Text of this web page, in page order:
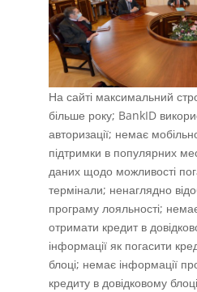
На сайті максимальний
більше року; BankID
авторизації; немає
підтримки в популярних
даних щодо можливості
термінали; ненаглядно
програму лояльності;
отримати кредит в
інформації як погасити
блоці; немає інформації
кредиту в довідковому